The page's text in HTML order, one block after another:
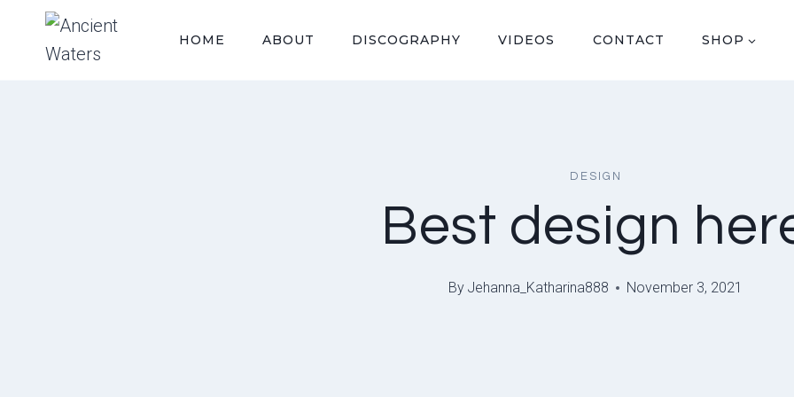
HOME ABOUT DISCOGRAPHY VIDEOS CONTACT SHOP
DESIGN
Best design
By Jehanna_Katharina888 November 3, 2021